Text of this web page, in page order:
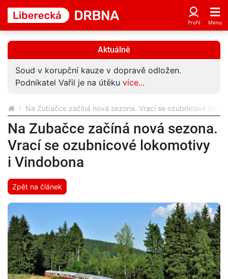
Aktuálně
Soud v korupční kauze v dopravě odložen.
Podnikatel Vařil je na útěku více...
Na Zubačce začíná nová sezona. Vrací se ozubnicové
Na Zubačce začíná nová sezona.
Vrací se ozubnicové lokomotivy
i Vindobona
Zpět na článek